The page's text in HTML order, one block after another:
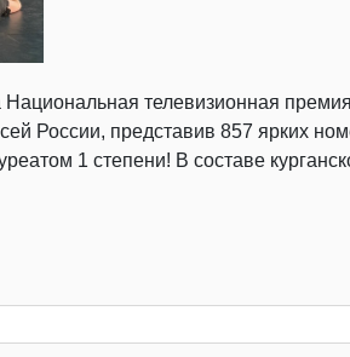
телевизионная
России, представив 857 ярких
1 степени! В составе